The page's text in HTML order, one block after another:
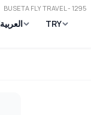
BUSETA FLY TRAVEL - 1295
العربية TRY